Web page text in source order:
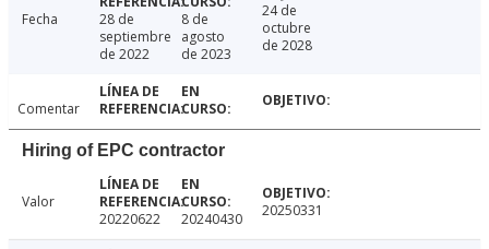
Fecha
28 de
septiembre
de 2022
8 de
agosto
de 2023
24 de
octubre
de 2028
Comentar
Hiring of EPC contractor
Valor
20220622
20240430 20250331